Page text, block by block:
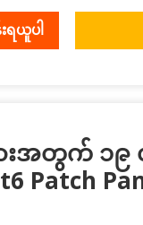
ရယူပါ
းအတွက် ၁၉
Patch